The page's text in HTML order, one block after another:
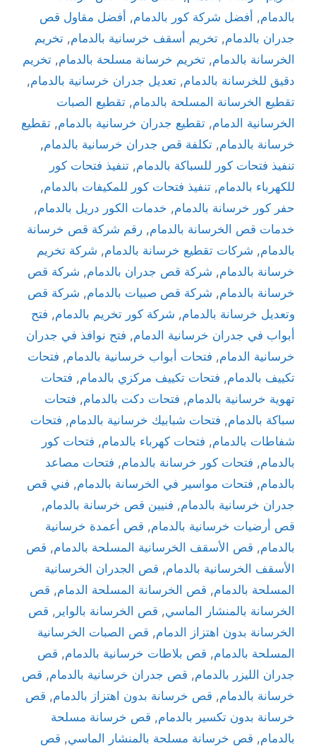
بالدمام, أفضل شركة كور بالدمام, أفضل مقاول قص
جدران بالدمام, تخريم أسقف خرسانية بالدمام, تخريم
الخرسانة بالدمام, تخريم خرسانة مسلحة بالدمام, تخريم
دقيق للخرسانة بالدمام, تعديل جدران خرسانية بالدمام,
تقطيع الخرسانة المسلحة بالدمام, تقطيع الصبات
الخرسانية الدمام, تقطيع جدران خرسانية بالدمام, تقطيع
خرسانة بالدمام, تكلفة قص جدران خرسانية بالدمام,
تنفيذ فتحات كور للسباكة بالدمام, تنفيذ فتحات كور
للكهرباء بالدمام, تنفيذ فتحات كور للمكيفات بالدمام,
حفر كور خرسانة بالدمام, خدمات الكور دريل بالدمام,
خدمات قص الخرسانة بالدمام, رقم شركة قص خرسانة
بالدمام, شركات تقطيع خرسانة بالدمام, شركة تخريم
خرسانة بالدمام, شركة قص جدران بالدمام, شركة قص
خرسانة بالدمام, شركة قص صبيات بالدمام, شركة قص
وتعديل خرسانة بالدمام, شركة كور تخريم بالدمام, فتح
أبواب في جدران خرسانية الدمام, فتح نوافذ في جدران
خرسانية الدمام, فتحات أبواب خرسانية بالدمام, فتحات
تكييف بالدمام, فتحات تكييف مركزي بالدمام, فتحات
تهوية خرسانية بالدمام, فتحات دكت بالدمام, فتحات
سباكة بالدمام, فتحات شبابيك خرسانية بالدمام, فتحات
شفاطات بالدمام, فتحات كهرباء بالدمام, فتحات كور
بالدمام, فتحات كور خرسانة بالدمام, فتحات مصاعد
بالدمام, فتحات مواسير في الخرسانة بالدمام, فني قص
جدران خرسانية بالدمام, فنيين قص خرسانة بالدمام,
قص أرضيات خرسانية بالدمام, قص أعمدة خرسانية
بالدمام, قص الأسقف الخرسانية المسلحة بالدمام, قص
الأسقف الخرسانية بالدمام, قص الجدران الخرسانية
المسلحة بالدمام, قص الخرسانة المسلحة الدمام, قص
الخرسانة بالمنشار الماسي, قص الخرسانة بالواير , قص
الخرسانة بدون اهتزاز الدمام, قص الصبات الخرسانية
المسلحة بالدمام, قص بلاطات خرسانية بالدمام, قص
جدران الليزر بالدمام, قص جدران خرسانية بالدمام, قص
خرسانة بالدمام, قص خرسانة بدون اهتزاز بالدمام, قص
خرسانة بدون تكسير بالدمام, قص خرسانة مسلحة
بالدمام, قص خرسانة مسلحة بالمنشار الماسي, قص